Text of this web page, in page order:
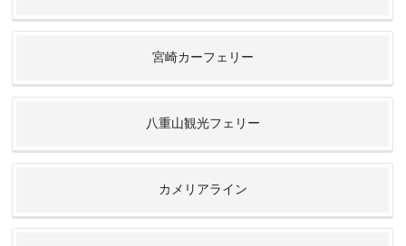
宮崎カーフェリー
八重山観光フェリー
カメリアライン